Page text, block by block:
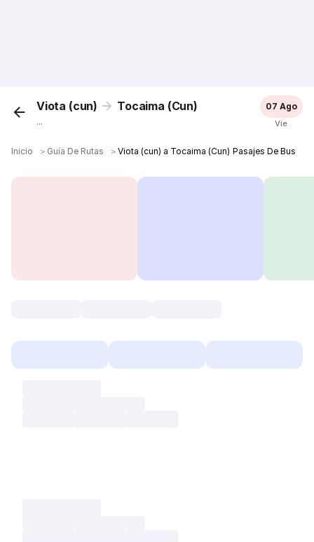
Viota (cun) Tocaima (Cun)
...
07 Ago
Vie
Inicio ＞ Guía De Rutas ＞Viota (cun) a Tocaima (Cun) Pasajes De Bus